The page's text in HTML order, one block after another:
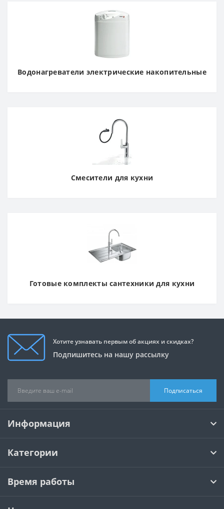
Водонагреватели электрические накопительные
Смесители для кухни
Готовые комплекты сантехники для кухни
Хотите узнавать первым об акциях и скидках?
Подпишитесь на нашу рассылку
Подписаться
Информация
Категории
Время работы